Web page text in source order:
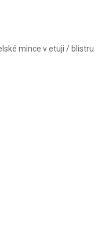
mince v etuji / blistru